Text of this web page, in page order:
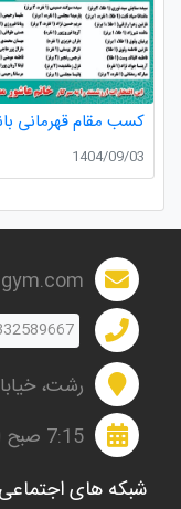
1404/09/03
رشت،
7:15 صبح الی 11 شب
شبکه های اجتماعی